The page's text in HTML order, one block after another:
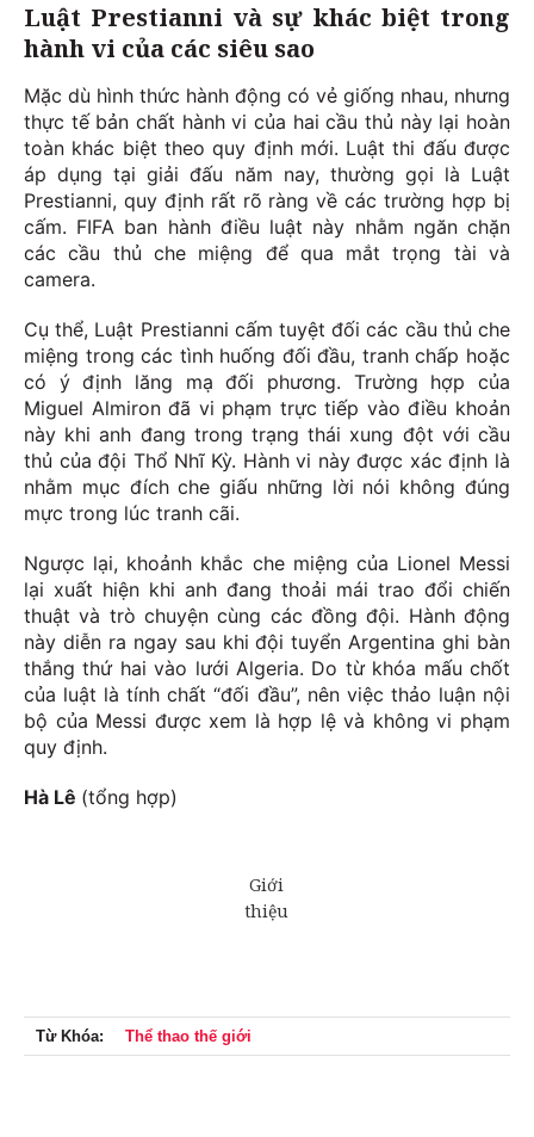
Luật Prestianni và sự khác biệt trong
hành vi của các siêu sao
Mặc dù hình thức hành động có vẻ giống nhau, nhưng
thực tế bản chất hành vi của hai cầu thủ này lại hoàn
toàn khác biệt theo quy định mới. Luật thi đấu được
áp dụng tại giải đấu năm nay, thường gọi là Luật
Prestianni, quy định rất rõ ràng về các trường hợp bị
cấm. FIFA ban hành điều luật này nhằm ngăn chặn
các cầu thủ che miệng để qua mắt trọng tài và
camera.
Cụ thể, Luật Prestianni cấm tuyệt đối các cầu thủ che
miệng trong các tình huống đối đầu, tranh chấp hoặc
có ý định lăng mạ đối phương. Trường hợp của
Miguel Almiron đã vi phạm trực tiếp vào điều khoản
này khi anh đang trong trạng thái xung đột với cầu
thủ của đội Thổ Nhĩ Kỳ. Hành vi này được xác định là
nhằm mục đích che giấu những lời nói không đúng
mực trong lúc tranh cãi.
Ngược lại, khoảnh khắc che miệng của Lionel Messi
lại xuất hiện khi anh đang thoải mái trao đổi chiến
thuật và trò chuyện cùng các đồng đội. Hành động
này diễn ra ngay sau khi đội tuyển Argentina ghi bàn
thắng thứ hai vào lưới Algeria. Do từ khóa mấu chốt
của luật là tính chất “đối đầu”, nên việc thảo luận nội
bộ của Messi được xem là hợp lệ và không vi phạm
quy định.
Hà Lê (tổng hợp)
Từ Khóa: Thể thao thế giới